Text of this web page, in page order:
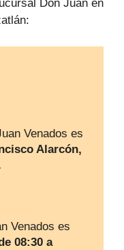
Don Juan en
Venados es
Alarcón,
Venados es
08:30 a